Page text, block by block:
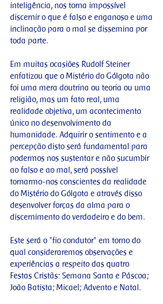
inteligência, nos torna impossível
discernir o que é falso e enganoso e uma
inclinação para o mal se dissemina por
toda parte.
Em muitas ocasiões Rudolf Steiner
enfatizou que o Mistério do Gólgota não
foi uma mera doutrina ou teoria ou uma
religião, mas um fato real, uma
realidade objetiva, um acontecimento
único no desenvolvimento da
humanidade. Adquirir o sentimento e a
percepção disto será fundamental para
podermos nos sustentar e não sucumbir
ao falso e ao mal, será possível
tornarmo-nos conscientes da realidade
do Mistério do Gólgota e através disso
desenvolver forças da alma para o
discernimento do verdadeiro e do bem.
Este será o "fio condutor" em torno do
qual consideraremos observações e
experiências a respeito das quatro
Festas Cristãs: Semana Santa e Páscoa;
João Batista; Micael; Advento e Natal.